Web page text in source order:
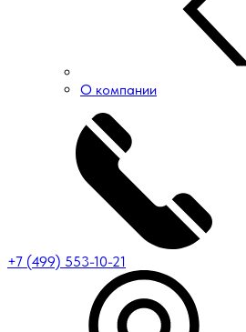
О компании
+7 (499) 553-10-21